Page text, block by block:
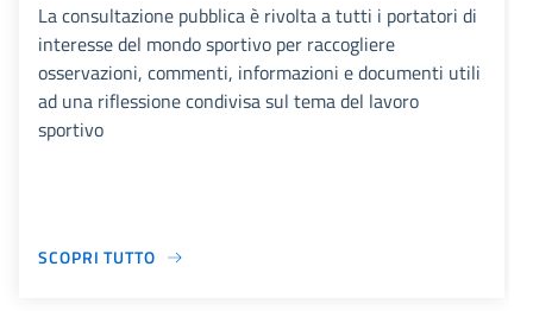
La consultazione pubblica è rivolta a tutti i portatori di
interesse del mondo sportivo per raccogliere
osservazioni, commenti, informazioni e documenti utili
ad una riflessione condivisa sul tema del lavoro
sportivo
SCOPRI TUTTO